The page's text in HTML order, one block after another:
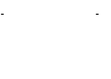
- -